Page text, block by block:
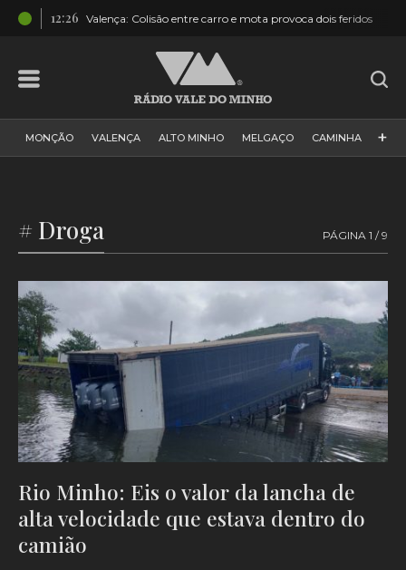
12:26 Valença: Colisão entre carro e mota provoca dois feridos
MONÇÃO VALENÇA ALTO MINHO MELGAÇO CAMINHA
DESPORTO
VALE DO MINHO MINHO MUNDO ESPANHA NORTE
VILA PRAIA DE ÂNCORA
+
# Droga PÁGINA 1 / 9
Rio Minho: Eis o valor da lancha de
alta velocidade que estava dentro do
camião